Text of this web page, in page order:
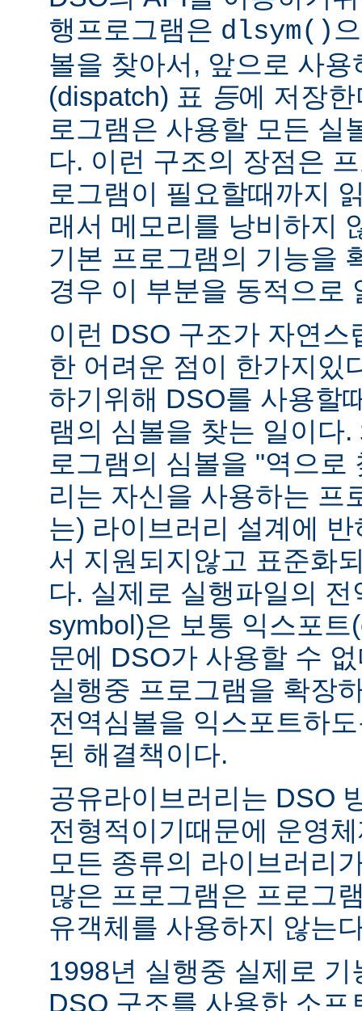
행프로그램은 dlsym()
볼을 찾아서, 앞으로 사
(dispatch) 표 등에 저장
로그램은 사용할 모든 실
다. 이런 구조의 장점은
로그램이 필요할때까지
래서 메모리를 낭비하지
기본 프로그램의 기능을
경우 이 부분을 동적으로
이런 DSO 구조가 자연
한 어려운 점이 한가지있
하기위해 DSO를 사용할
램의 심볼을 찾는 일이다
로그램의 심볼을 "역으로
리는 자신을 사용하는 프
는) 라이브러리 설계에
서 지원되지않고 표준화
다. 실제로 실행파일의
symbol)은 보통 익스포
문에 DSO가 사용할 수
실행중 프로그램을 확장
전역심볼을 익스포트하
된 해결책이다.
공유라이브러리는 DSO
전형적이기때문에 운영
모든 종류의 라이브러리
많은 프로그램은 프로그
유객체를 사용하지 않는
1998년 실행중 실제로
DSO 구조를 사용한 소